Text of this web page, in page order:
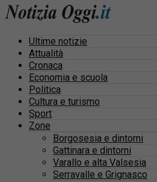
Ultime notizie
Attualità
Cronaca
Economia e scuola
Politica
Cultura e turismo
Sport
Zone
Borgosesia e dintorni
Gattinara e dintorni
Varallo e alta Valsesia
Serravalle e Grignasco